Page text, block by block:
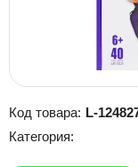
Код товара: L-
Категория: